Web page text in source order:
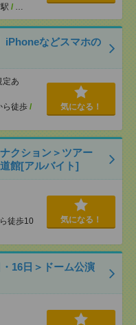
/ …
iPhoneなどスマホの
あ
ら徒歩 /
気になる！
クション＞ツアー
館[アルバイト]
徒歩10
気になる！
16日＞ドーム公演